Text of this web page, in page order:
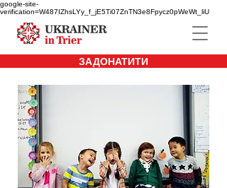
google-site-
verification=W487IZhsLYy_f_jE5Ti07ZnTN3e8Fpycz0pWeWt_liU
ЗАДОНАТИТИ